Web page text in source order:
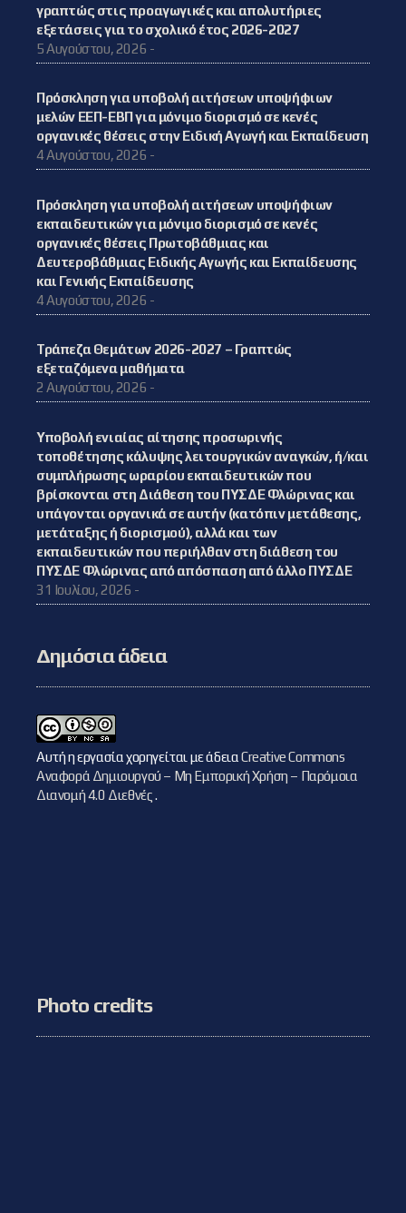
γραπτώς στις προαγωγικές και απολυτήριες
εξετάσεις για το σχολικό έτος 2026-2027
5 Αυγούστου, 2026 -
Πρόσκληση για υποβολή αιτήσεων υποψήφιων
μελών ΕΕΠ-ΕΒΠ για μόνιμο διορισμό σε κενές
οργανικές θέσεις στην Ειδική Αγωγή και Εκπαίδευση
4 Αυγούστου, 2026 -
Πρόσκληση για υποβολή αιτήσεων υποψήφιων
εκπαιδευτικών για μόνιμο διορισμό σε κενές
οργανικές θέσεις Πρωτοβάθμιας και
Δευτεροβάθμιας Ειδικής Αγωγής και Εκπαίδευσης
και Γενικής Εκπαίδευσης
4 Αυγούστου, 2026 -
Τράπεζα Θεμάτων 2026-2027 – Γραπτώς
εξεταζόμενα μαθήματα
2 Αυγούστου, 2026 -
Υποβολή ενιαίας αίτησης προσωρινής
τοποθέτησης κάλυψης λειτουργικών αναγκών, ή/και
συμπλήρωσης ωραρίου εκπαιδευτικών που
βρίσκονται στη Διάθεση του ΠΥΣΔΕ Φλώρινας και
υπάγονται οργανικά σε αυτήν (κατόπιν μετάθεσης,
μετάταξης ή διορισμού), αλλά και των
εκπαιδευτικών που περιήλθαν στη διάθεση του
ΠΥΣΔΕ Φλώρινας από απόσπαση από άλλο ΠΥΣΔΕ
31 Ιουλίου, 2026 -
Δημόσια άδεια
Αυτή η εργασία χορηγείται με άδειαCreative Commons
Αναφορά Δημιουργού – Μη Εμπορική Χρήση – Παρόμοια
Διανομή 4.0 Διεθνές.
Photo credits